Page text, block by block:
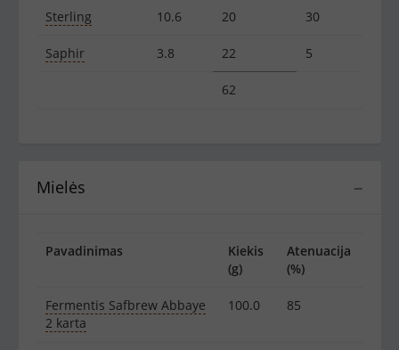
Sterling 10.6 20 30
Saphir 3.8 22 5
62
−
Mielės
Pavadinimas
Kiekis
(g)
Atenuacija
(%)
Fermentis Safbrew Abbaye
2 karta
100.0 85